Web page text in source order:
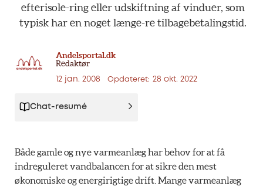
efterisole-ring eller udskiftning af vinduer, som
typisk har en noget længe-re tilbagebetalingstid.
Andelsportal.dk
Redaktør
12 jan. 2008 Opdateret: 28 okt. 2022
Chat-resumé
Både gamle og nye varmeanlæg har behov for at få
indreguleret vandbalancen for at sikre den mest
økonomiske og energirigtige drift. Mange varmeanlæg